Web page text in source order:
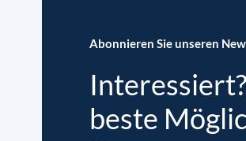
Abonnieren Sie unseren
beste